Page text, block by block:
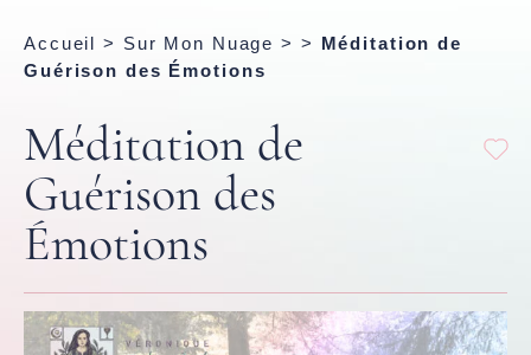
Accueil > Sur Mon Nuage > > Méditation de
Guérison des Émotions
Méditation de
Guérison des
Émotions